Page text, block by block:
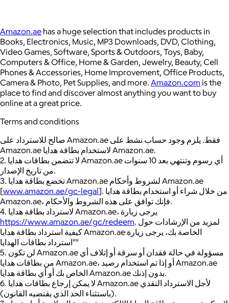
Amazon.ae has a huge selection that includes products in
Books, Electronics, Music, MP3 Downloads, DVD, Clothing,
Video Games, Software, Sports & Outdoors, Toys, Baby,
Computers & Office, Home & Garden, Jewelry, Beauty, Cell
Phones & Accessories, Home Improvement, Office Products,
Camera & Photo, Pet Supplies, and more. Amazon.com is the
place to find and discover almost anything you want to buy
online at a great price.
Terms and conditions
صالح للاسترداد على Amazon.ae فقط. يلزم وجود حساب نشط على
Amazon.ae لاستخدام بطاقة هدايا Amazon.ae.
2. لا تتضمن بطاقات هدايا Amazon.ae أي رسوم وتنتهي بعد 10 سنوات
من تاريخ الإصدار.
3. تخضع بطاقة هدايا Amazon.ae لشروط وأحكام Amazon.ae
[www.amazon.ae/gc-legal]. من خلال شراء أو استخدام بطاقة هدايا
Amazon.ae، فإنك توافق على هذه الشروط والأحكام.
4. لاسترداد بطاقة هدايا Amazon.ae، يرجى زيارة
https://www.amazon.ae/gc/redeem. لمزيد من الإرشادات حول
كيفية استرداد بطاقة هدايا Amazon.ae الخاصة بك، يرجى زيارة
"استرداد بطاقات الهدايا"
5. لن تكون Amazon.ae مسؤولة في حالة فقدان أو سرقة أو إتلاف أي
من بطاقات هدايا Amazon.ae، أو إذا تم استخدام رصيد Amazon.ae
الخاص بك أو أي بطاقة هدايا Amazon.ae بدون إذنك.
6. لا يمكن إرجاع بطاقات هدايا Amazon.ae لأجل الاسترداد النقدي
(باستثناء الحد الذي يقتضيه القانون).